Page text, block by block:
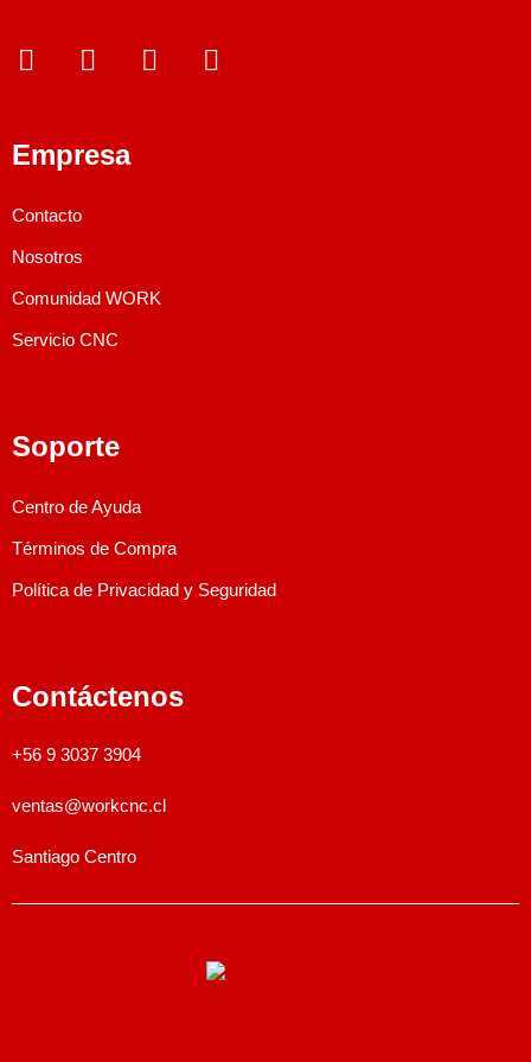
Empresa
Contacto
Nosotros
Comunidad WORK
Servicio CNC
Soporte
Centro de Ayuda
Términos de Compra
Política de Privacidad y Seguridad
Contáctenos
+56 9 3037 3904
ventas@workcnc.cl
Santiago Centro